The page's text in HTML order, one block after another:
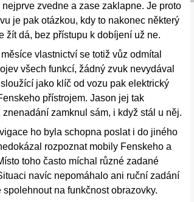
zvedne a zase zaklapne. Je proto
je pak otázkou, kdy to nakonec některý
žít dá, bez přístupu k dobíjení už ne.
vlastnictví se totiž vůz odmítal
všech funkcí, žádný zvuk nevydával
jako klíč od vozu pak elektrický
přístrojem. Jason jej tak
zamknul sám, i když stál u něj.
ho byla schopna poslat i do jiného
rozpoznat mobily Fenskeho a
toho často míchal různé zadané
navíc nepomáhalo ani ruční zadání
na funkčnost obrazovky.